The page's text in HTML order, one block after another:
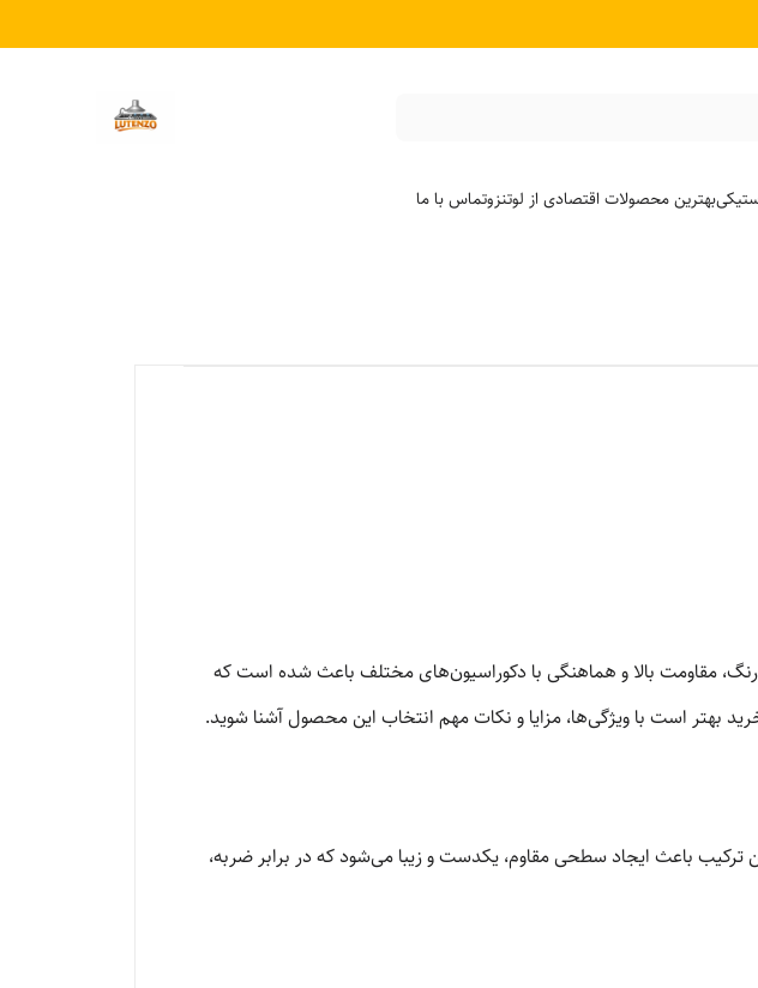
بهترین محصولات اقتصادی از لوتنزوتماس با ما
مقاومت بالا و هماهنگی با دکوراسیون‌های مختلف باعث شده است که
بهتر است با ویژگی‌ها، مزایا و نکات مهم انتخاب این محصول آشنا شوید.
باعث ایجاد سطحی مقاوم، یکدست و زیبا می‌شود که در برابر ضربه،